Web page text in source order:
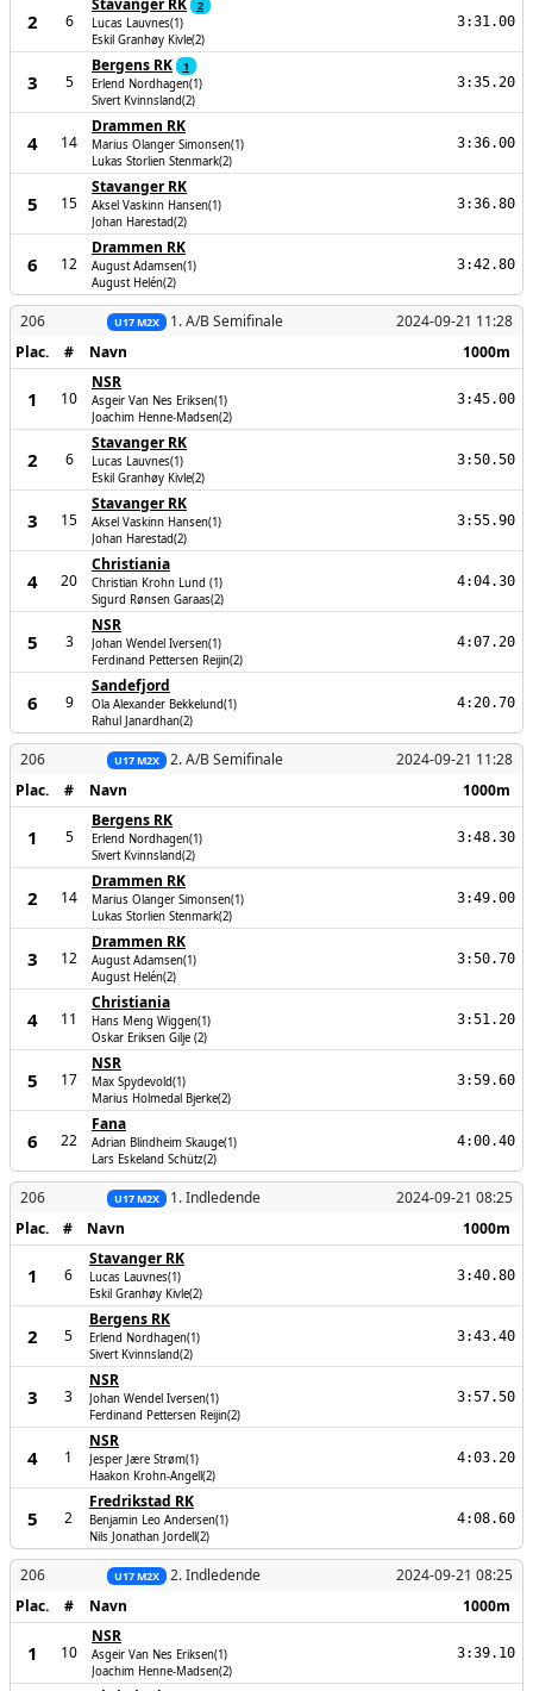
2 6
Stavanger RK
2
Lucas Lauvnes(1)
Eskil Granhøy Kivle(2)
3:31.00
3 5
Bergens RK
1
Erlend Nordhagen(1)
Sivert Kvinnsland(2)
3:35.20
4 14
Drammen RK
Marius Olanger Simonsen(1)
Lukas Storlien Stenmark(2)
3:36.00
5 15
Stavanger RK
Aksel Vaskinn Hansen(1)
Johan Harestad(2)
3:36.80
6 12
Drammen RK
August Adamsen(1)
August Helén(2)
3:42.80
206 U17 M2X 1. A/B Semifinale
2024-09-21 11:28
Plac.
# Navn 1000m
1 10
NSR
Asgeir Van Nes Eriksen(1)
Joachim Henne-Madsen(2)
3:45.00
2 6
Stavanger RK
Lucas Lauvnes(1)
Eskil Granhøy Kivle(2)
3:50.50
3 15
Stavanger RK
Aksel Vaskinn Hansen(1)
Johan Harestad(2)
3:55.90
4 20
Christiania
Christian Krohn Lund (1)
Sigurd Rønsen Garaas(2)
4:04.30
5 3
NSR
Johan Wendel Iversen(1)
Ferdinand Pettersen Reijin(2)
4:07.20
6 9
Sandefjord
Ola Alexander Bekkelund(1)
Rahul Janardhan(2)
4:20.70
206 U17 M2X 2. A/B Semifinale
2024-09-21 11:28
Plac.
# Navn 1000m
1 5
Bergens RK
Erlend Nordhagen(1)
Sivert Kvinnsland(2)
3:48.30
2 14
Drammen RK
Marius Olanger Simonsen(1)
Lukas Storlien Stenmark(2)
3:49.00
3 12
Drammen RK
August Adamsen(1)
August Helén(2)
3:50.70
4 11
Christiania
Hans Meng Wiggen(1)
Oskar Eriksen Gilje (2)
3:51.20
5 17
NSR
Max Spydevold(1)
Marius Holmedal Bjerke(2)
3:59.60
6 22
Fana
Adrian Blindheim Skauge(1)
Lars Eskeland Schütz(2)
4:00.40
206 U17 M2X 1. Indledende
2024-09-21 08:25
Plac.
# Navn 1000m
1 6
Stavanger RK
Lucas Lauvnes(1)
Eskil Granhøy Kivle(2)
3:40.80
2 5
Bergens RK
Erlend Nordhagen(1)
Sivert Kvinnsland(2)
3:43.40
3 3
NSR
Johan Wendel Iversen(1)
Ferdinand Pettersen Reijin(2)
3:57.50
4 1
NSR
Jesper Jære Strøm(1)
Haakon Krohn-Angell(2)
4:03.20
5 2
Fredrikstad RK
Benjamin Leo Andersen(1)
Nils Jonathan Jordell(2)
4:08.60
206 U17 M2X 2. Indledende
2024-09-21 08:25
Plac.
# Navn 1000m
1 10
NSR
Asgeir Van Nes Eriksen(1)
Joachim Henne-Madsen(2)
3:39.10